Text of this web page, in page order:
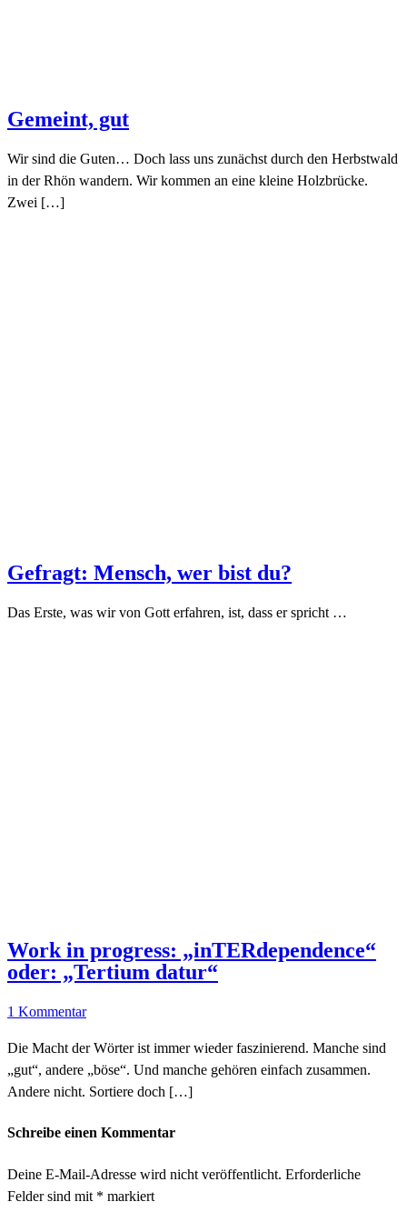
Gemeint, gut
Wir sind die Guten… Doch lass uns zunächst durch den Herbstwald
in der Rhön wandern. Wir kommen an eine kleine Holzbrücke.
Zwei […]
Gefragt: Mensch, wer bist du?
Das Erste, was wir von Gott erfahren, ist, dass er spricht …
Work in progress: „inTERdependence“
oder: „Tertium datur“
1 Kommentar
Die Macht der Wörter ist immer wieder faszinierend. Manche sind
„gut“, andere „böse“. Und manche gehören einfach zusammen.
Andere nicht. Sortiere doch […]
Schreibe einen Kommentar
Deine E-Mail-Adresse wird nicht veröffentlicht. Erforderliche
Felder sind mit * markiert